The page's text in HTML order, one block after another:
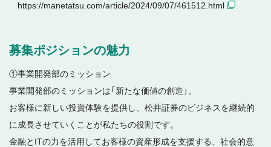
https://manetatsu.com/article/2024/09/07/461512.html
募集ポジションの魅力
①事業開発部のミッション
事業開発部のミッションは「新たな価値の創造」。
お客様に新しい投資体験を提供し、松井証券のビジネスを継続的
に成長させていくことが私たちの役割です。
金融とITの力を活用してお客様の資産形成を支援する、社会的意